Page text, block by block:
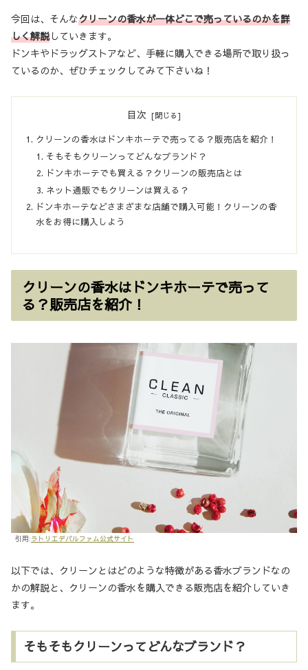
今回は、そんなクリーンの香水が一体どこで売っているのかを詳
しく解説していきます。
ドンキやドラッグストアなど、手軽に購入できる場所で取り扱っ
ているのか、ぜひチェックしてみて下さいね！
目次
クリーンの香水はドンキホーテで売ってる？販売店を紹介！
そもそもクリーンってどんなブランド？
ドンキホーテでも買える？クリーンの販売店とは
ネット通販でもクリーンは買える？
ドンキホーテなどさまざまな店舗で購入可能！クリーンの香
水をお得に購入しよう
クリーンの香水はドンキホーテで売って
る？販売店を紹介！
引用:ラトリエデパルファム公式サイト
以下では、クリーンとはどのような特徴がある香水ブランドなの
かの解説と、クリーンの香水を購入できる販売店を紹介していき
ます。
そもそもクリーンってどんなブランド？